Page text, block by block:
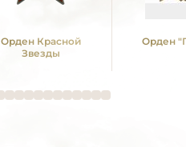
Орден Красной
Звезды
Орден